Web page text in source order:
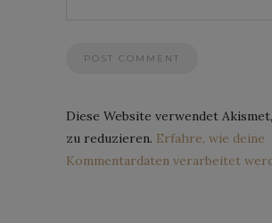
Diese Website verwendet
zu reduzieren. Erfahre, wie deine
Kommentardaten verarbeitet